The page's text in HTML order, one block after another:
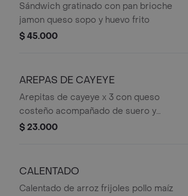
Sándwich gratinado con pan brioche
jamon queso sopo y huevo frito
$ 45.000
AREPAS DE CAYEYE
Arepitas de cayeye x 3 con queso
costeño acompañado de suero y
hogao.
$ 23.000
CALENTADO
Calentado de arroz frijoles pollo maíz